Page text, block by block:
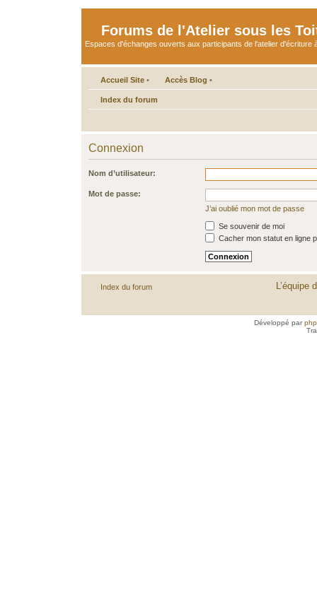
Forums de l'Atelier sous les
Espaces d'échanges ouverts aux participants de l'atelier d'écriture
Accueil Site • Accès Blog •
Index du forum
Connexion
Nom d’utilisateur:
Mot de passe:
J’ai oublié mon mot de passe
Se souvenir de moi
Cacher mon statut en ligne
Index du forum L’équipe
Développé par